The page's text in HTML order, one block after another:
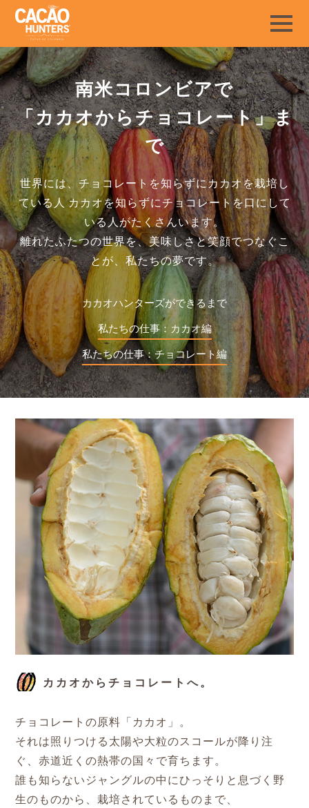
南米コロンビアで
「カカオからチョコレート」ま
で
世界には、チョコレートを知らずにカカオを栽培し
ている人カカオを知らずにチョコレートを口にして
いる人がたくさんいます。
離れたふたつの世界を、美味しさと笑顔でつなぐこ
とが、私たちの夢です。
カカオハンターズができるまで
私たちの仕事：カカオ編
私たちの仕事：チョコレート編
カカオからチョコレートへ。
チョコレートの原料「カカオ」。
それは照りつける太陽や大粒のスコールが降り注
ぐ、赤道近くの熱帯の国々で育ちます。
誰も知らないジャングルの中にひっそりと息づく野
生のものから、栽培されているものまで、